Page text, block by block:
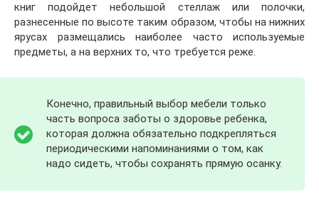
книг подойдет небольшой стеллаж или полочки,
разнесенные по высоте таким образом, чтобы на нижних
ярусах размещались наиболее часто используемые
предметы, а на верхних то, что требуется реже.
Конечно, правильный выбор мебели только
часть вопроса заботы о здоровье ребенка,
которая должна обязательно подкрепляться
периодическими напоминаниями о том, как
надо сидеть, чтобы сохранять прямую осанку.